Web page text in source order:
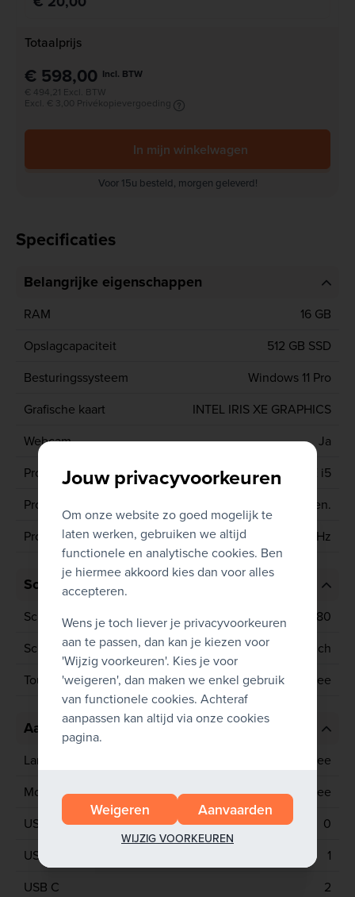
Totaalprijs
€ 598,00 Incl. BTW
€ 494,21 Excl. BTW
Excl. € 3,00 Privékopievergoeding
In mijn winkelwagen
Voor 15u besteld, morgen geleverd!
Specificaties
Belangrijke eigenschappen
RAM
16 GB
Opslagcapaciteit
512 GB SSD
Besturingssysteem
Windows 11 Pro
Grafische kaart
INTEL IRIS XE GRAPHICS
Webcam
Ja
Processor type
CORE i5
Processor generatie
11de gen.
Processor
1145G7 2.6 GHz
Scherm
Schermresolutie
1920x1080
Schermgrootte
13.3 inch
Touchscreen
Nee
Aansluitingen
Lan poort
Nee
Mobiel netwerk
Nee
USB 2
0
USB 3
1
USB C
2
Jouw privacyvoorkeuren
Om onze website zo goed mogelijk te
laten werken, gebruiken we altijd
functionele en analytische cookies. Ben
je hiermee akkoord kies dan voor alles
accepteren.
Wens je toch liever je privacyvoorkeuren
aan te passen, dan kan je kiezen voor
'Wijzig voorkeuren'. Kies je voor
'weigeren', dan maken we enkel gebruik
van functionele cookies. Achteraf
aanpassen kan altijd via onze cookies
pagina.
Weigeren Aanvaarden
WIJZIG VOORKEUREN